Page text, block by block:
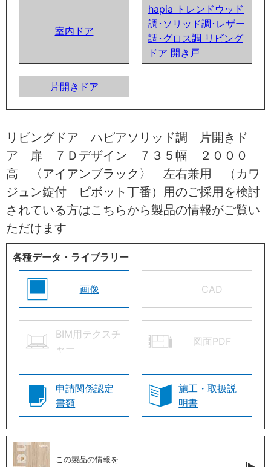
室内ドア
hapia トレンドウッド
調･ソリッド調･レザー
調･グロス調 リビング
ドア 開き戸
片開きドア
リビングドア ハピアソリッド調 片開きド
ア 扉 ７Ｄデザイン ７３５幅 ２０００
高 〈アイアンブラック〉 左右兼用 （カワ
ジュン錠付 ピボット丁番）用のご採用を検討
されている方はこちらから製品の情報がご覧い
ただけます
各種データ・ライブラリー
画像 CAD
BIM用テクスチ
ャー
図面PDF
申請関係認定
書類
施工・取扱説
明書
この製品の情報を